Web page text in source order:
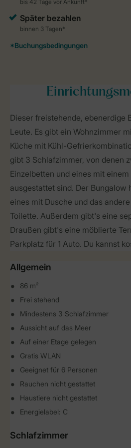
Dieser freistehende, ebenerdige
Leute. Es gibt ein Wohnzimmer
Küche mit Kühl-
gibt 3 Schlafzimmer, von denen
Einzelbetten und eines mit
ausgestattet sind. Der Bungalow
eines mit Dusche und das
Toilette. Außerdem gibt's eine
Draußen gibt's eine möblierte
Parkplatz für 1 Auto. Du kannst
Allgemein
86 m²
Frei stehend
Mindestens 3 Schlafzimmer
Aussicht auf das Meer
Auf einer Etage gelegen
Gratis WLAN
Geeignet für 6 Personen
Rauchen nicht gestattet
Haustiere nicht gestattet
Energielabel: C
Schlafzimmer